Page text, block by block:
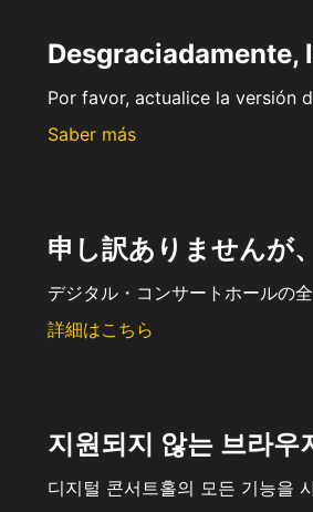
Desgraciadamente,
Por favor, actualice la versión
Saber más
申し訳ありませんが
デジタル・コンサートホールの
詳細はこちら
지원되지 않는 브라우
디지털 콘서트홀의 모든 기능을